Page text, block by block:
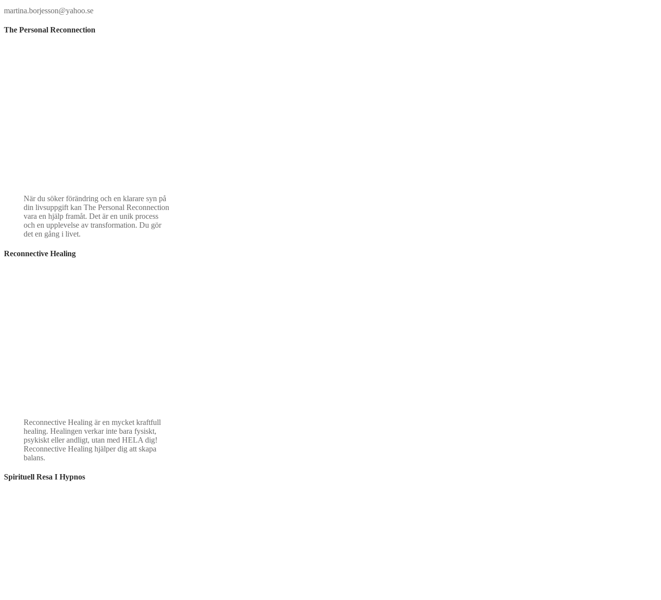
martina.borjesson@yahoo.se
The Personal Reconnection
När du söker förändring och en klarare syn på
din livsuppgift kan The Personal Reconnection
vara en hjälp framåt. Det är en unik process
och en upplevelse av transformation. Du gör
det en gång i livet.
Reconnective Healing
Reconnective Healing är en mycket kraftfull
healing. Healingen verkar inte bara fysiskt,
psykiskt eller andligt, utan med HELA dig!
Reconnective Healing hjälper dig att skapa
balans.
Spirituell Resa I Hypnos